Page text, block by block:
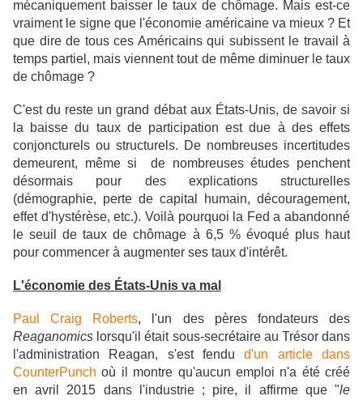
mécaniquement baisser le taux de chômage. Mais est-ce
vraiment le signe que l'économie américaine va mieux ? Et
que dire de tous ces Américains qui subissent le travail à
temps partiel, mais viennent tout de même diminuer le taux
de chômage ?
C'est du reste un grand débat aux États-Unis, de savoir si
la baisse du taux de participation est due à des effets
conjoncturels ou structurels. De nombreuses incertitudes
demeurent, même si de nombreuses études penchent
désormais pour des explications structurelles
(démographie, perte de capital humain, découragement,
effet d'hystérèse, etc.). Voilà pourquoi la Fed a abandonné
le seuil de taux de chômage à 6,5 % évoqué plus haut
pour commencer à augmenter ses taux d'intérêt.
L'économie des États-Unis va mal
Paul Craig Roberts, l'un des pères fondateurs des
Reaganomics lorsqu'il était sous-secrétaire au Trésor dans
l'administration Reagan, s'est fendud'un article dans
CounterPunch où il montre qu'aucun emploi n'a été créé
en avril 2015 dans l'industrie ; pire, il affirme que "le